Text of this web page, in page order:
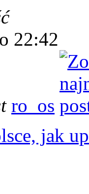
22:42
ro_os
jak